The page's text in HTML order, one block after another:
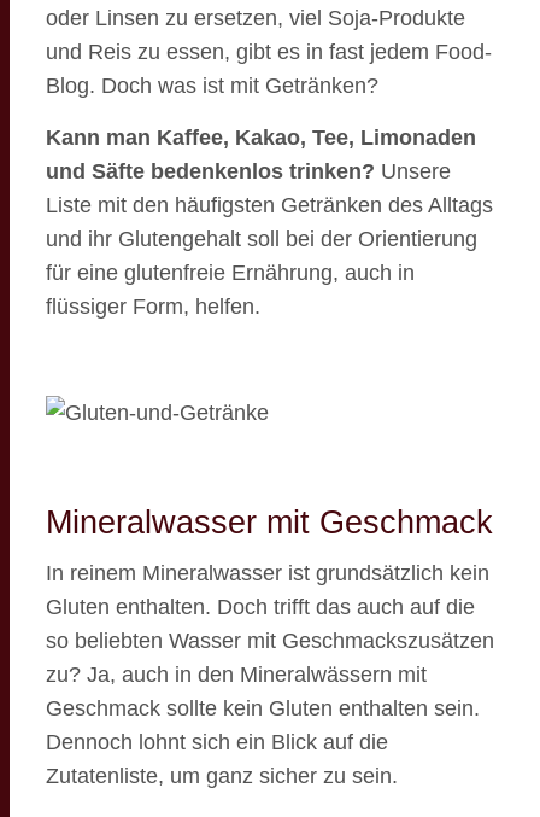
oder Linsen zu ersetzen, viel Soja-Produkte
und Reis zu essen, gibt es in fast jedem Food-
Blog. Doch was ist mit Getränken?
Kann man Kaffee, Kakao, Tee, Limonaden
und Säfte bedenkenlos trinken? Unsere
Liste mit den häufigsten Getränken des Alltags
und ihr Glutengehalt soll bei der Orientierung
für eine glutenfreie Ernährung, auch in
flüssiger Form, helfen.
Mineralwasser mit Geschmack
In reinem Mineralwasser ist grundsätzlich kein
Gluten enthalten. Doch trifft das auch auf die
so beliebten Wasser mit Geschmackszusätzen
zu? Ja, auch in den Mineralwässern mit
Geschmack sollte kein Gluten enthalten sein.
Dennoch lohnt sich ein Blick auf die
Zutatenliste, um ganz sicher zu sein.